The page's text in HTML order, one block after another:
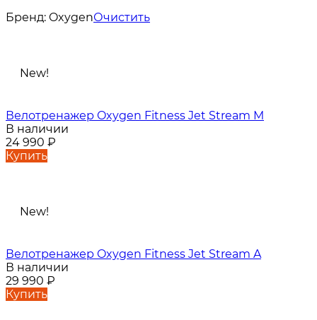
Бренд: OxygenОчистить
New!
Велотренажер Oxygen Fitness Jet Stream M
В наличии
24 990 ₽
Купить
New!
Велотренажер Oxygen Fitness Jet Stream A
В наличии
29 990 ₽
Купить